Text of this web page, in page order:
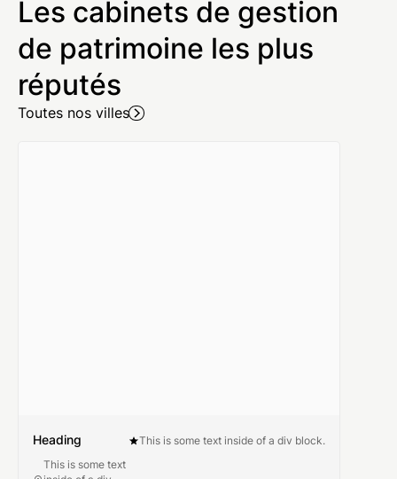
Les cabinets de gestion
de patrimoine les plus
réputés
Toutes nos villes
Heading
This is some text
This is some text inside of a div block.